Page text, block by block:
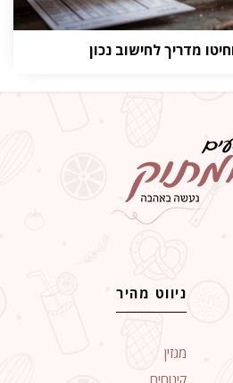
מדריך לחישוב נכון
ניווט מהיר
מגזין
קינוחים